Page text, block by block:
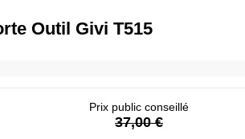
Outil Givi T515
Prix public conseillé
37,00 €